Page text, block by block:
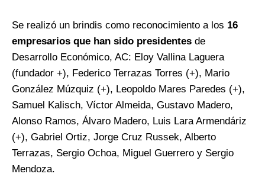
Se realizó un brindis como reconocimiento a los 16
empresarios que han sido presidentes de
Desarrollo Económico, AC: Eloy Vallina Laguera
(fundador +), Federico Terrazas Torres (+), Mario
González Múzquiz (+), Leopoldo Mares Paredes (+),
Samuel Kalisch, Víctor Almeida, Gustavo Madero,
Alonso Ramos, Álvaro Madero, Luis Lara Armendáriz
(+), Gabriel Ortiz, Jorge Cruz Russek, Alberto
Terrazas, Sergio Ochoa, Miguel Guerrero y Sergio
Mendoza.